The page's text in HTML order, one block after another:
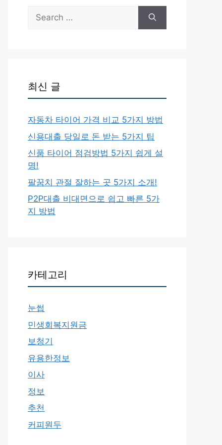
Search
for:
최신 글
자동차 타이어 가격 비교 5가지 방법
신용대출 당일로 돈 받는 5가지 팁
신품 타이어 점검방법 5가지 쉽게 설
명!
팔꿈치 관절 잘하는 곳 5가지 소개!
P2P대출 비대면으로 쉽고 빠른 5가
지 방법
카테고리
눈썹
민생회복지원금
보청기
유용한정보
이사
정보
추천
커피원두